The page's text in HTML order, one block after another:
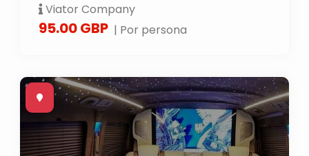
Viator Company
95.00 GBP | Por persona